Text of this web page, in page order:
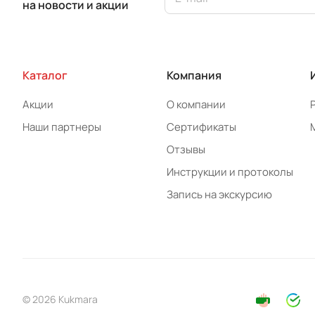
на новости и акции
Каталог
Акции
Наши партнеры
Компания
О компании
Сертификаты
Отзывы
Инструкции и протоколы
Запись на экскурсию
© 2026 Kukmara